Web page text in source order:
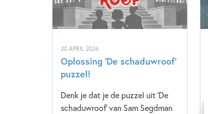
20 APRIL 2026
Oplossing ‘De schaduwroof’
puzzel!
Denk je dat je de puzzel uit 'De
schaduwroof' van Sam Segdman